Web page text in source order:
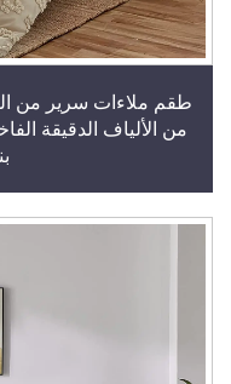
طقم ملاءات سرير من
من الألياف الدقيقة